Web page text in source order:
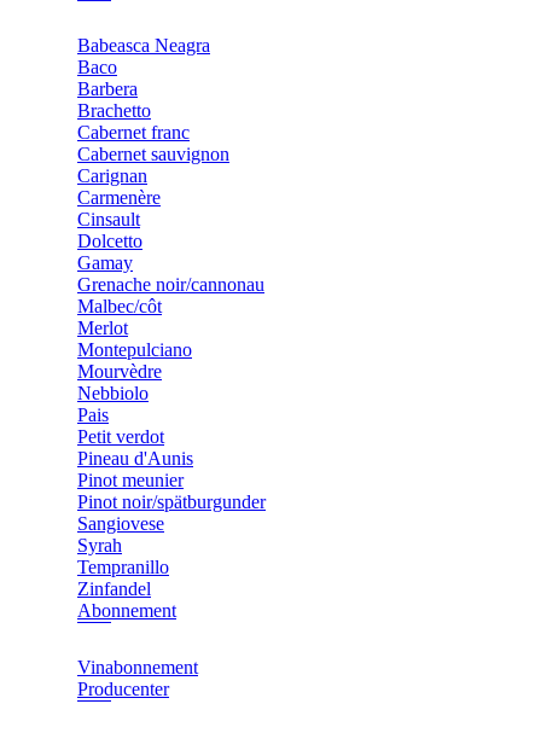
Babeasca Neagra
Baco
Barbera
Brachetto
Cabernet franc
Cabernet sauvignon
Carignan
Carmenère
Cinsault
Dolcetto
Gamay
Grenache noir/cannonau
Malbec/côt
Merlot
Montepulciano
Mourvèdre
Nebbiolo
Pais
Petit verdot
Pineau d'Aunis
Pinot meunier
Pinot noir/spätburgunder
Sangiovese
Syrah
Tempranillo
Zinfandel
Abonnement
Vinabonnement
Producenter